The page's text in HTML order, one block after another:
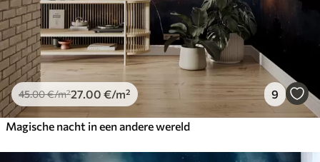
45.00€/m²27 .00 €/m² 9
Magische nacht in een andere wereld